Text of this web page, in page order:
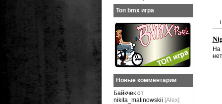
На
Топ bmx игра
Новые комментарии
Байкчек от
nikita_malinowskii [Alex]